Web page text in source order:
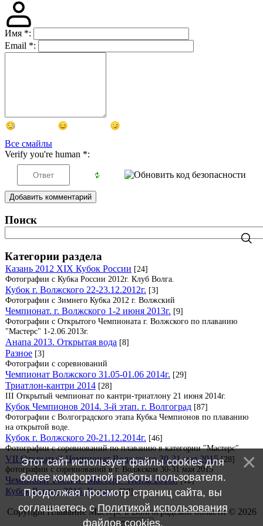
Имя *:
Email *:
Все смайлы
Verify you're human *:
Добавить комментарий
Поиск
Категории раздела
Казань 2012 XIX Кубок России [24]
Фотографии с Кубка России 2012г. Клуб Волга.
Кубок г. Волжского 22-23.12.2012г. [3]
Фотографии с Зимнего Кубка 2012 г. Волжский
Чемпионат. г. Волжского 1-2 июня 2013г. [9]
Фотографии с Открытого Чемпионата г. Волжского по плаванию
"Мастерс" 1-2.06.2013г.
Анапа 2013. Открытая вода [8]
Разное [3]
Фотографии с соревнований
Чемпионат Волжского 31.05-01.06 2014г. [29]
Триатлон-кантри 2014 [28]
III Открытый чемпионат по кантри-триатлону 21 июня 2014г.
Кубок Чемпионов 2014. 3-й этап. г. Волгоград [87]
Фотографии с Волгоградского этапа Кубка Чемпионов по плаванию
на открытой воде.
Кубок г. Волжского 20-21.12.2014г. [46]
Фотографии с соревнований по плаванию в категории "Мастерс"
VII Открытый Чемпионат Волжского 30-31 мая 2015 [28]
фотографии с соревнований в г. Волжском 30-31 мая 2015
Чемпионат России "Мастерс" Пенза 2016г. [12]
Кубок России 2016. Казань. [38]
Copyright Плавание Мастерс в Волгоградской области © 2026
Этот сайт использует файлы cookies для
более комфортной работы пользователя.
Продолжая просмотр страниц сайта, вы
соглашаетесь сПолитикой использования
файлов cookies.